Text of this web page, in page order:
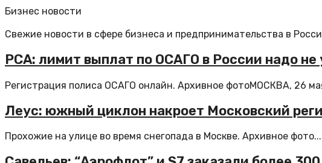
Бизнес новости
Свежие новости в сфере бизнеса и предпринимательства в
РСА: лимит выплат по ОСАГО в России надо не
Регистрация полиса ОСАГО онлайн. Архивное фотоМОСКВА, 26
Леус: южный циклон накроет Московский
Прохожие на улице во время снегопада в Москве. Архивное фото...